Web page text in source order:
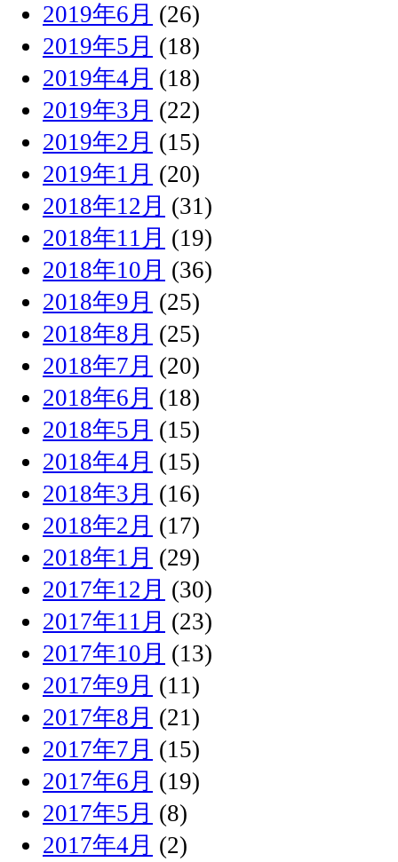
2019年6月 (26)
2019年5月 (18)
2019年4月 (18)
2019年3月 (22)
2019年2月 (15)
2019年1月 (20)
2018年12月 (31)
2018年11月 (19)
2018年10月 (36)
2018年9月 (25)
2018年8月 (25)
2018年7月 (20)
2018年6月 (18)
2018年5月 (15)
2018年4月 (15)
2018年3月 (16)
2018年2月 (17)
2018年1月 (29)
2017年12月 (30)
2017年11月 (23)
2017年10月 (13)
2017年9月 (11)
2017年8月 (21)
2017年7月 (15)
2017年6月 (19)
2017年5月 (8)
2017年4月 (2)